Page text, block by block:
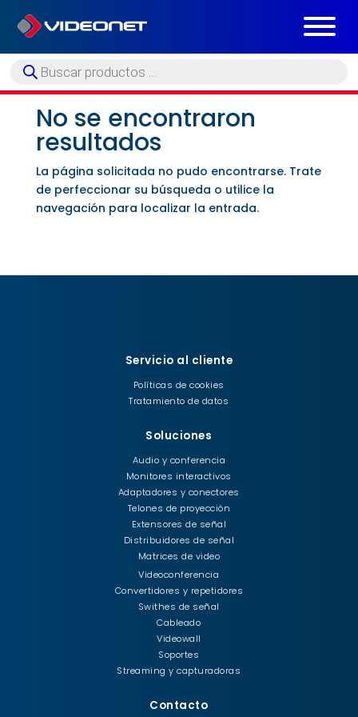
Búsqueda
de
No se encontraron
resultados
La página solicitada no pudo encontrarse. Trate
de perfeccionar su búsqueda o utilice la
navegación para localizar la entrada.
Servicio al cliente
Políticas de cookies
Tratamiento de datos
Soluciones
Audio y conferencia
Monitores interactivos
Adaptadores y conectores
Telones de proyección
Extensores de señal
Distribuidores de señal
Matrices de video
Videoconferencia
Convertidores y repetidores
Swithes de señal
Cableado
Videowall
Soportes
Streaming y capturadoras
Contacto